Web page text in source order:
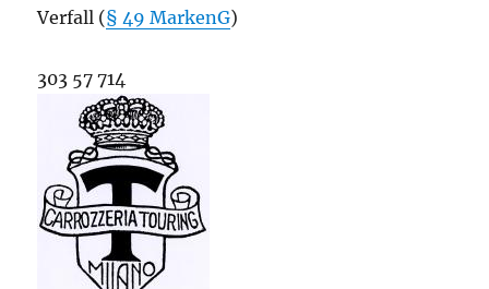
Verfall (§ 49 MarkenG)
303 57 714